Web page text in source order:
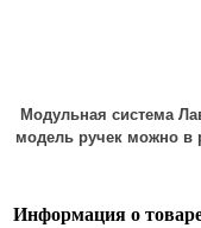
Модульная система
модель ручек можно в
Информация о